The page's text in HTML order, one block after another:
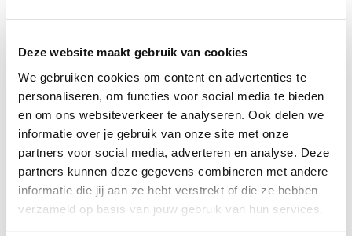
Deze website maakt gebruik van cookies
We gebruiken cookies om content en advertenties te
personaliseren, om functies voor social media te bieden
en om ons websiteverkeer te analyseren. Ook delen we
informatie over je gebruik van onze site met onze
partners voor social media, adverteren en analyse. Deze
partners kunnen deze gegevens combineren met andere
informatie die jij aan ze hebt verstrekt of die ze hebben
verzameld op basis van jouw gebruik van hun services.
Productinformatie
De Qisani Vanity wastafel 52x41x7 Copper / Koper is
een unieke opzetwastafel voor in je badkamer. Deze
wastafel is prima te combineren met Copper / Koper
wastafelkranen van het merk Qisani en de Qisani
Vanity sifon Copper / Koper. Een unieke combinatie die